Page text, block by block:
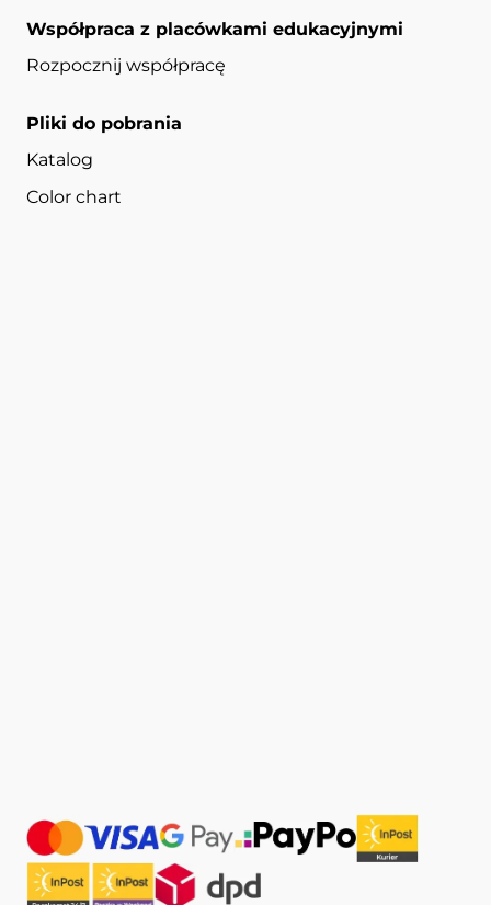
Współpraca z placówkami edukacyjnymi
Rozpocznij współpracę
Pliki do pobrania
Katalog
Color chart